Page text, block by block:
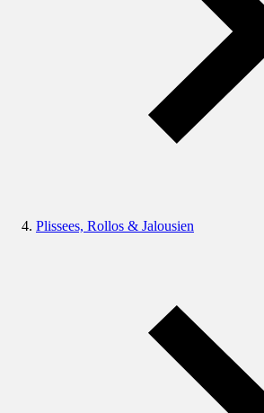
Plissees, Rollos & Jalousien